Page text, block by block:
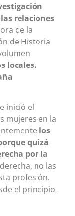
relaciones
de la
de Historia
locales.
inició el
mujeres en la
los
quizá
por la
no las
profesión.
el principio,